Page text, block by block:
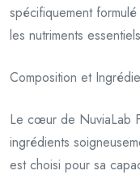
spécifiquement
les nutriments
Composition et
Le cœur de NuviaLab
ingrédients
est choisi pour sa